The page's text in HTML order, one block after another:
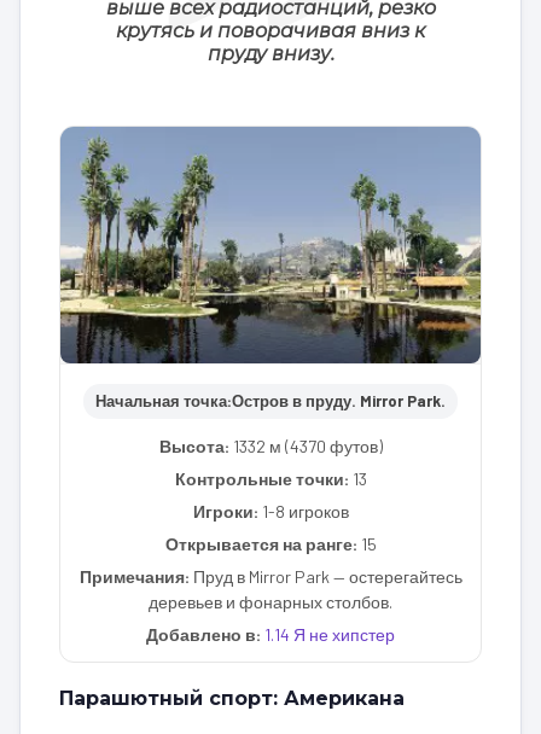
выше всех радиостанций, резко
крутясь и поворачивая вниз к
пруду внизу.
Начальная точка:Остров в пруду. Mirror Park.
Высота: 1332 м (4370 футов)
Контрольные точки: 13
Игроки: 1-8 игроков
Открывается на ранге: 15
Примечания: Пруд в Mirror Park — остерегайтесь
деревьев и фонарных столбов.
Добавлено в: 1.14 Я не хипстер
Парашютный спорт: Американа